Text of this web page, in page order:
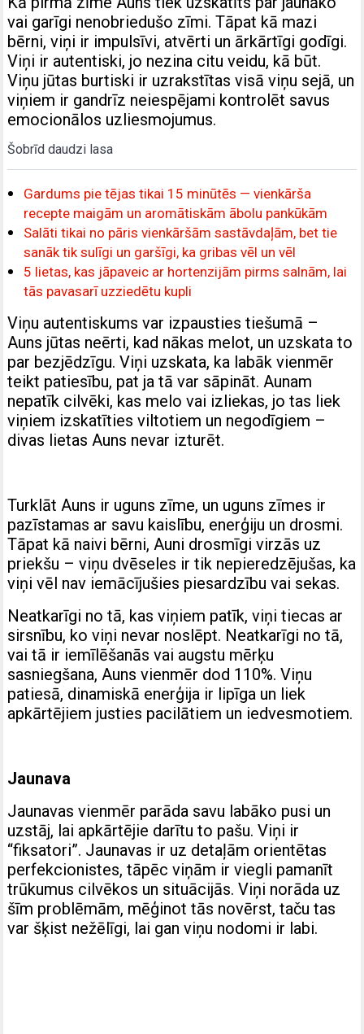
vai garīgi nenobriedušo zīmi. Tāpat kā mazi
bērni, viņi ir impulsīvi, atvērti un ārkārtīgi godīgi.
Viņi ir autentiski, jo nezina citu veidu, kā būt.
Viņu jūtas burtiski ir uzrakstītas visā viņu sejā, un
viņiem ir gandrīz neiespējami kontrolēt savus
emocionālos uzliesmojumus.
Šobrīd daudzi lasa
Gardums pie tējas tikai 15 minūtēs — vienkārša
recepte maigām un aromātiskām ābolu pankūkām
Salāti tikai no pāris vienkāršām sastāvdaļām, bet tie
sanāk tik sulīgi un garšīgi, ka gribas vēl un vēl
5 lietas, kas jāpaveic ar hortenzijām pirms salnām, lai
tās pavasarī uzziedētu kupli
Viņu autentiskums var izpausties tiešumā –
Auns jūtas neērti, kad nākas melot, un uzskata to
par bezjēdzīgu. Viņi uzskata, ka labāk vienmēr
teikt patiesību, pat ja tā var sāpināt. Aunam
nepatīk cilvēki, kas melo vai izliekas, jo tas liek
viņiem izskatīties viltotiem un negodīgiem –
divas lietas Auns nevar izturēt.
Turklāt Auns ir uguns zīme, un uguns zīmes ir
pazīstamas ar savu kaislību, enerģiju un drosmi.
Tāpat kā naivi bērni, Auni drosmīgi virzās uz
priekšu – viņu dvēseles ir tik nepieredzējušas, ka
viņi vēl nav iemācījušies piesardzību vai sekas.
Neatkarīgi no tā, kas viņiem patīk, viņi tiecas ar
sirsnību, ko viņi nevar noslēpt. Neatkarīgi no tā,
vai tā ir iemīlēšanās vai augstu mērķu
sasniegšana, Auns vienmēr dod 110%. Viņu
patiesā, dinamiskā enerģija ir lipīga un liek
apkārtējiem justies pacilātiem un iedvesmotiem.
Jaunava
Jaunavas vienmēr parāda savu labāko pusi un
uzstāj, lai apkārtējie darītu to pašu. Viņi ir
“fiksatori”. Jaunavas ir uz detaļām orientētas
perfekcionistes, tāpēc viņām ir viegli pamanīt
trūkumus cilvēkos un situācijās. Viņi norāda uz
šīm problēmām, mēģinot tās novērst, taču tas
var šķist nežēlīgi, lai gan viņu nodomi ir labi.